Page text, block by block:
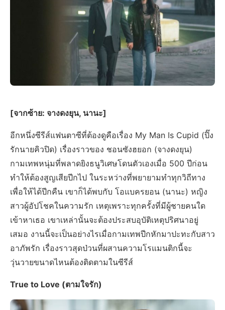
[จากซ้าย: จางดงยุน, นานะ]
อีกหนึ่งซีรีส์แฟนตาซีที่ต้องดูคือเรื่อง My Man Is Cupid (ปิ๊ง
รักนายคิวปิด) เรื่องราวของ ชอนซังฮยอก (จางดงยุน)
กามเทพหนุ่มที่พลาดยิงธนูวิเศษโดนตัวเองเมื่อ 500 ปีก่อน
ทำให้ต้องสูญเสียปีกไป ในระหว่างที่พยายามทำทุกวิถีทาง
เพื่อให้ได้ปีกคืน เขาก็ได้พบกับ โอแบครยอน (นานะ) หญิง
สาวผู้อัปโชคในความรัก เหตุเพราะทุกครั้งที่มีผู้ชายคนใด
เข้าหาเธอ เขาเหล่านั้นจะต้องประสบอุบัติเหตุปริศนาอยู่
เสมอ งานนี้จะเป็นอย่างไรเมื่อกามเทพปีกหักมาปะทะกับสาว
อาภัพรัก เรื่องราวสุดป่วนที่ผสานความโรแมนติกนี้จะ
วุ่นวายขนาดไหนต้องติดตามในซีรีส์
True to Love (ตามใจรัก)